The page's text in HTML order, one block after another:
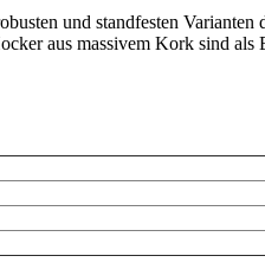
und standfesten
aus massivem Kork sind